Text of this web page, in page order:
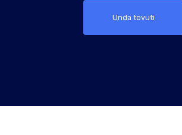
Unda tovuti